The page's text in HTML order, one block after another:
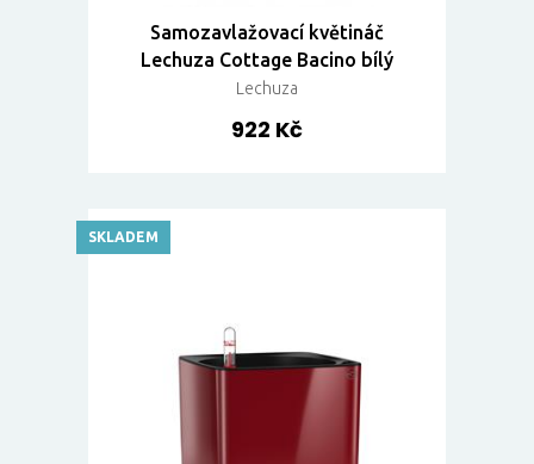
Samozavlažovací květináč
Lechuza Cottage Bacino bílý
Lechuza
922 Kč
SKLADEM